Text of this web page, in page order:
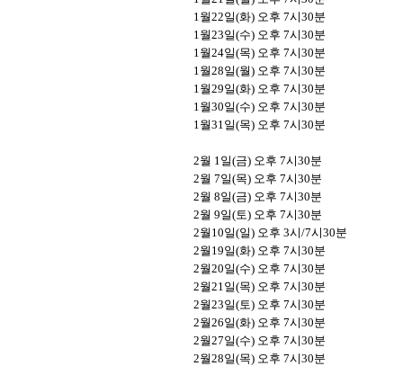
1월22일(화) 오후 7시30분
1월23일(수) 오후 7시30분
1월24일(목) 오후 7시30분
1월28일(월) 오후 7시30분
1월29일(화) 오후 7시30분
1월30일(수) 오후 7시30분
1월31일(목) 오후 7시30분
2월 1일(금) 오후 7시30분
2월 7일(목) 오후 7시30분
2월 8일(금) 오후 7시30분
2월 9일(토) 오후 7시30분
2월 10일(일) 오후 3시/7시30분
2월 19일(화) 오후 7시30분
2월20일(수) 오후 7시30분
2월21일(목) 오후 7시30분
2월23일(토) 오후 7시30분
2월26일(화) 오후 7시30분
2월27일(수) 오후 7시30분
2월28일(목) 오후 7시30분